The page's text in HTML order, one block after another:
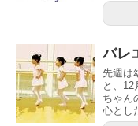
バレ
先週は
と、
ちゃん
心とし